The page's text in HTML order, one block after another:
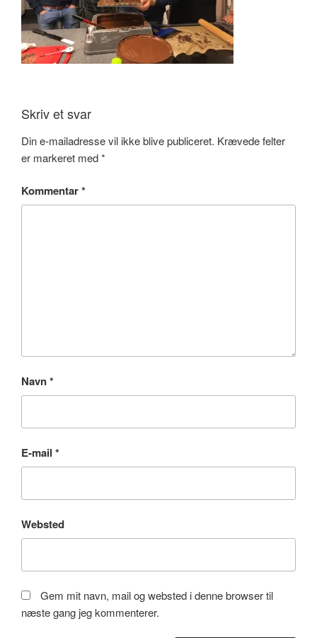
Skriv et svar
Din e-mailadresse vil ikke blive publiceret. Krævede felter
er markeret med*
Kommentar*
Navn*
E-mail *
Websted
Gem mit navn, mail og websted i denne browser til
næste gang jeg kommenterer.